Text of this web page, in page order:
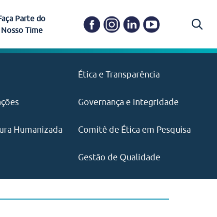
Ética e Transparência
Governança e Integridade
Humanizada Comitê de Ética em Pesquisa
Gestão de Qualidade
Carapicuíba
pelo CEJAM e(11) 97646‑2537
Parte do
Nosso Time
visão e valores?